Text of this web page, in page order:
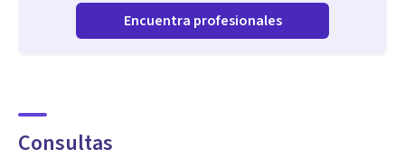
Encuentra profesionales
Consultas